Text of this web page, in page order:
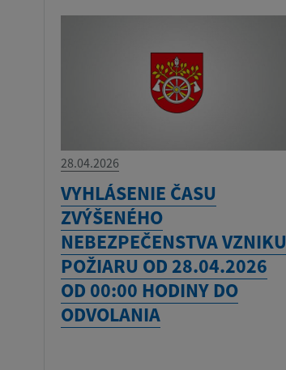
28.04.2026
VYHLÁSENIE ČASU
ZVÝŠENÉHO
NEBEZPEČENSTVA VZNIKU
POŽIARU OD 28.04.2026
OD 00:00 HODINY DO
ODVOLANIA